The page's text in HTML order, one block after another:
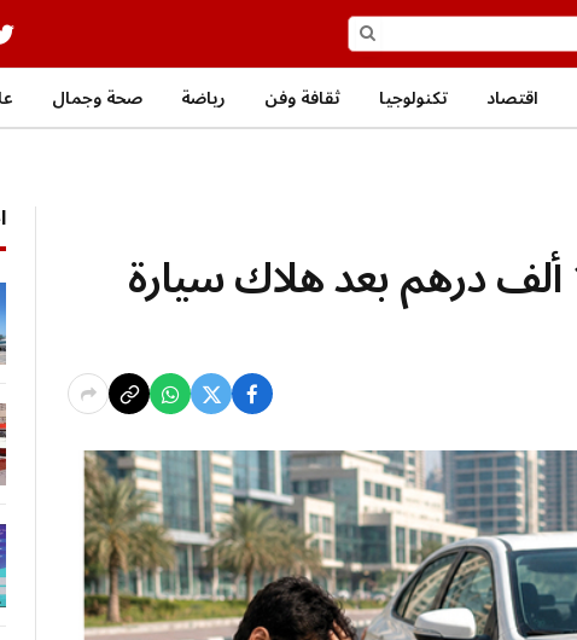
اقتصاد تكنولوجيا ثقافة وفن رياضة صحة وجمال
رخصة منتهية تكلف شاباً 111.7 ألف درهم بعد هلاك سيارة